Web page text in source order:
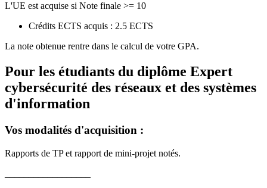
L'UE est acquise si Note finale >= 10
Crédits ECTS acquis : 2.5 ECTS
La note obtenue rentre dans le calcul de votre GPA.
Pour les étudiants du diplôme Expert
cybersécurité des réseaux et des systèmes
d'information
Vos modalités d'acquisition :
Rapports de TP et rapport de mini-projet notés.